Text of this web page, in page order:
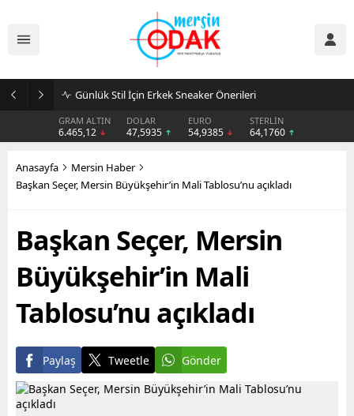
Günlük Stil İçin Erkek Sneaker Önerileri
GRAM ALTIN
6.465,12
DOLAR
47,5935
EURO
54,9385
STERLİN
64,1760
Anasayfa
Mersin Haber
Başkan Seçer, Mersin Büyükşehir’in Mali Tablosu’nu açıkladı
Başkan Seçer, Mersin
Büyükşehir’in Mali
Tablosu’nu açıkladı
Paylaş Tweetle Gönder